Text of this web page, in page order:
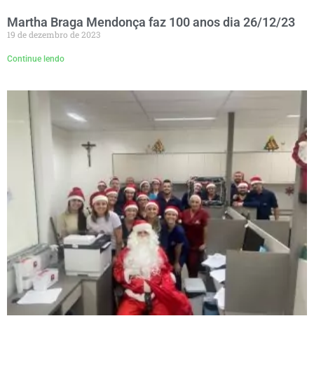
Martha Braga Mendonça faz 100 anos dia 26/12/23
19 de dezembro de 2023
Continue lendo